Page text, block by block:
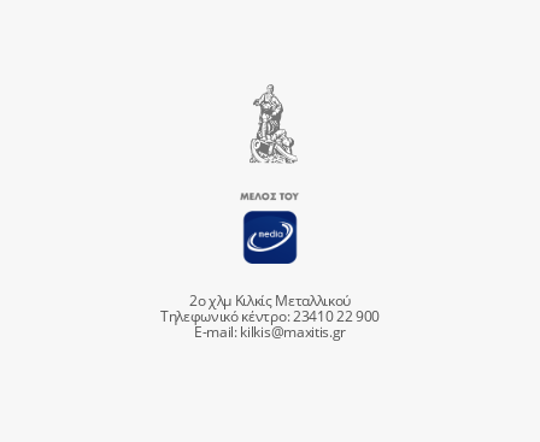
2ο χλμ Κιλκίς Μεταλλικού
Τηλεφωνικό κέντρο: 23410 22 900
E-mail:kilkis@maxitis.gr